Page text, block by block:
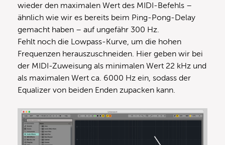
wieder den maximalen Wert des MIDI-Befehls –
ähnlich wie wir es bereits beim Ping-Pong-Delay
gemacht haben – auf ungefähr 300 Hz.
Fehlt noch die Lowpass-Kurve, um die hohen
Frequenzen herauszuschneiden. Hier geben wir bei
der MIDI-Zuweisung als minimalen Wert 22 kHz und
als maximalen Wert ca. 6000 Hz ein, sodass der
Equalizer von beiden Enden zupacken kann.